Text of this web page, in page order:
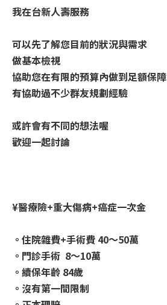
我在台新人壽服務
可以先了解您目前的狀況與需求
做基本檢視
協助您在有限的預算內做到足額保障
有協助過不少群友規劃經驗
或許會有不同的想法喔
歡迎一起討論
¥醫療險+重大傷病+癌症一次金
。住院雜費+手術費 40～50萬
。門診手術 8～10萬
。續保年齡 84歲
。沒有第一間限制